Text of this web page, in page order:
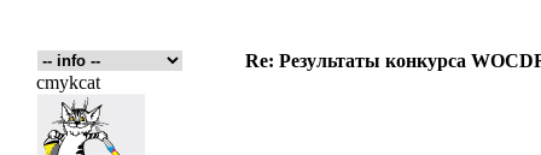
Re: Результаты конкурса
cmykcat